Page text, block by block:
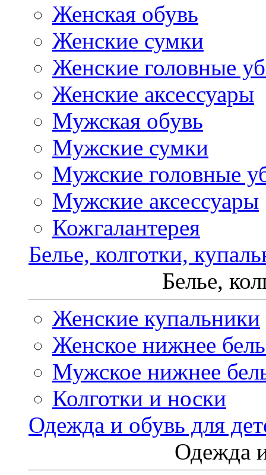
Женская обувь
Женские сумки
Женские головные
Женские аксессуары
Мужская обувь
Мужские сумки
Мужские головные
Мужские аксессуары
Кожгалантерея
Белье, колготки,
Белье,
Женские купальники
Женское нижнее
Мужское нижнее
Колготки и носки
Одежда и обувь для
Одежда